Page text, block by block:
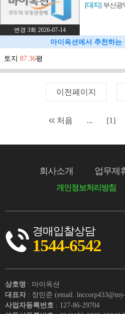
변경 3회 2026-07-14
[대지] 부산광
마이옥션에서 추천하는
토지 87.36평
이전페이지
처음 ... [1]
회사소개 업무제
개인정보처리방침
경매입찰상담
1544-6542
상호명 : 마이옥션
대표자 : 정민준 (email.
사업자등록번호 : 127-86-29704